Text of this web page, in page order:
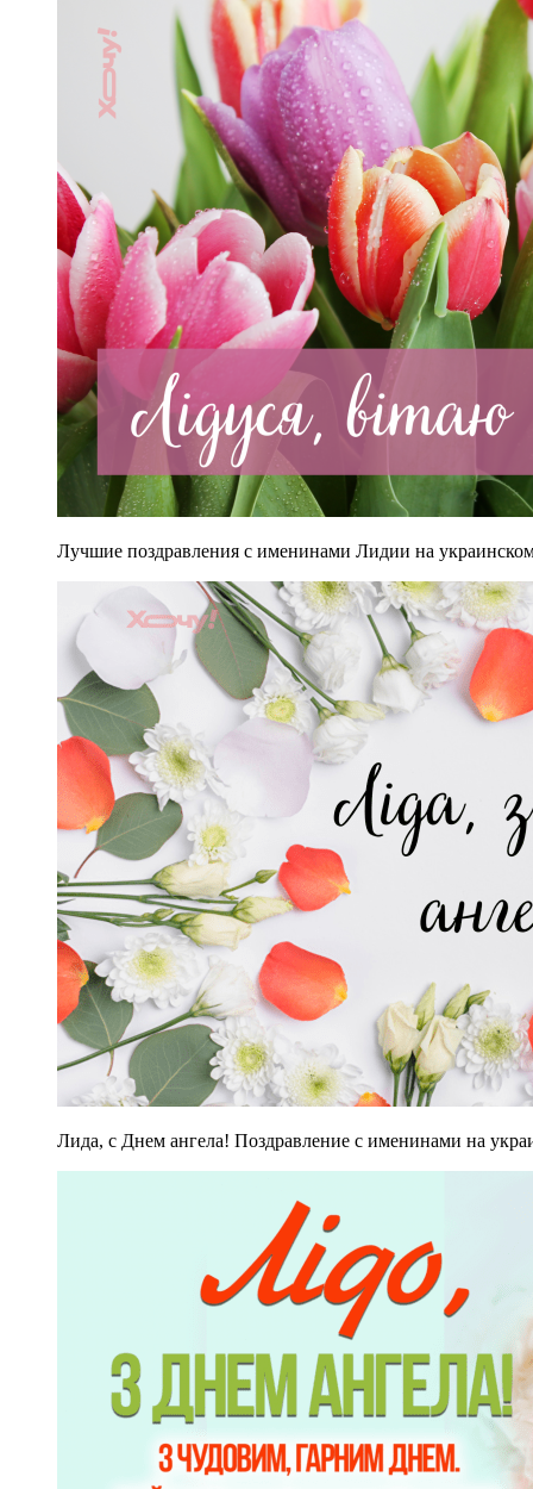
Лучшие поздравления с именинами Лидии на
Лида, с Днем ангела! Поздравление с именинами на